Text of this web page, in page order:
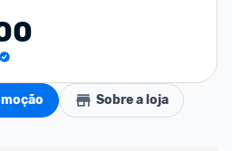
Sobre a loja